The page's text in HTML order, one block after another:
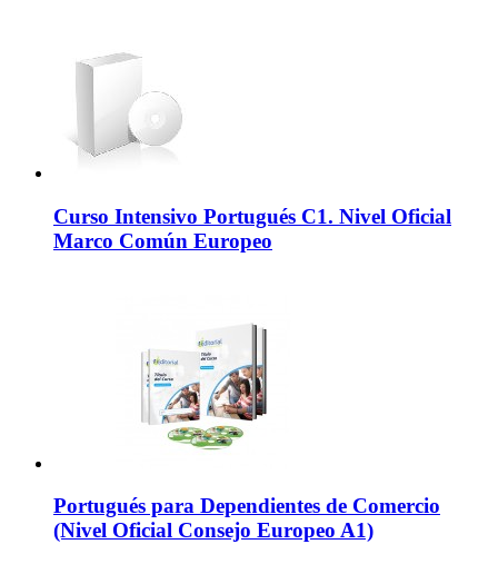
Curso Intensivo Portugués C1. Nivel Oficial
Marco Común Europeo
Portugués para Dependientes de Comercio
(Nivel Oficial Consejo Europeo A1)